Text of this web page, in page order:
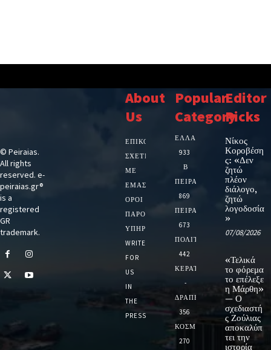
© Peiraias.
All rights
reserved. e-
peiraias.gr®
is a
registered
GR
trademark.
About
Us
ΕΠΙΚΟΙΝΩΝΙΑ
ΣΧΕΤΙΚΆ
ΜΕ
ΕΜΆΣ
ΌΡΟΙ
ΠΑΡΟΧΉΣ
ΥΠΗΡΕΣΙΏΝ
WRITE
FOR
US
IN
THE
PRESS
Popular
Category
ΕΛΛΑΔΑ
933
Β
ΠΕΙΡΑΙΑ
869
ΠΕΙΡΑΙΑΣ
673
ΠΟΛΙΤΙΚΗ
442
ΚΕΡΑΤΣΙΝΙ
-
ΔΡΑΠΕΤΣΩΝΑ
356
ΚΟΣΜΟΣ
270
Editor
Picks
Νίκος
Κοροβέση
ς: «Δεν
ζητώ
πλέον
διάλογο,
ζητώ
λογοδοσία
»
07/08/2026
«Τελικά
το φόρεμα
το επέλεξε
η Μάρθη»
— Ο
σχεδιαστή
ς Ζούλιας
αποκαλύπ
τει την
ιστορία